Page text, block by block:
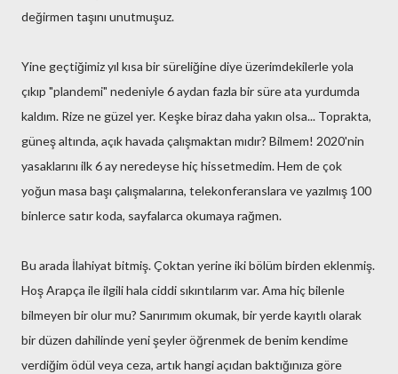
değirmen taşını unutmuşuz.
Yine geçtiğimiz yıl kısa bir süreliğine diye üzerimdekilerle yola
çıkıp "plandemi" nedeniyle 6 aydan fazla bir süre ata yurdumda
kaldım. Rize ne güzel yer. Keşke biraz daha yakın olsa... Toprakta,
güneş altında, açık havada çalışmaktan mıdır? Bilmem! 2020'nin
yasaklarını ilk 6 ay neredeyse hiç hissetmedim. Hem de çok
yoğun masa başı çalışmalarına, telekonferanslara ve yazılmış 100
binlerce satır koda, sayfalarca okumaya rağmen.
Bu arada İlahiyat bitmiş. Çoktan yerine iki bölüm birden eklenmiş.
Hoş Arapça ile ilgili hala ciddi sıkıntılarım var. Ama hiç bilenle
bilmeyen bir olur mu? Sanırımım okumak, bir yerde kayıtlı olarak
bir düzen dahilinde yeni şeyler öğrenmek de benim kendime
verdiğim ödül veya ceza, artık hangi açıdan baktığınıza göre